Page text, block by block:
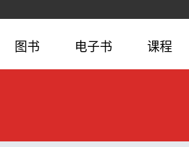
图书 电子书 课程